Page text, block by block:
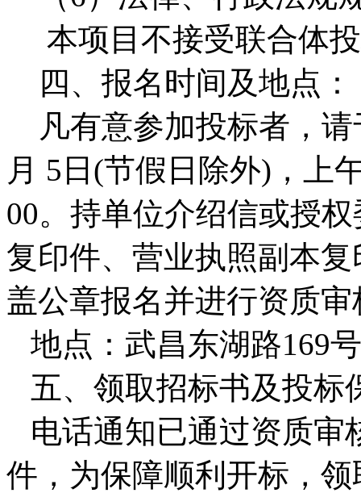
本项目不接受联合体
四、报名时间及地点：
凡有意参加投标者，请
月 5日(节假日除外)，上
00。持单位介绍信或授
复印件、营业执照副本
盖公章报名并进行资质审
地点：武昌东湖路169
五、领取招标书及投标
电话通知已通过资质审
件，为保障顺利开标，